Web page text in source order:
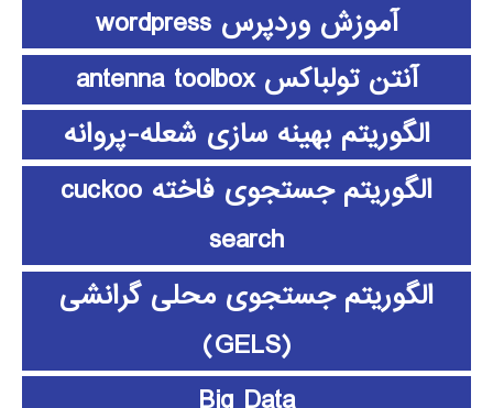
آموزش وردپرس wordpress
آنتن تولباکس antenna toolbox
الگوریتم بهینه سازی شعله-پروانه
الگوریتم جستجوی فاخته cuckoo
search
الگوریتم جستجوی محلی گرانشی
(GELS)